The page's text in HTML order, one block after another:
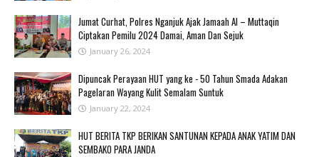
Jumat Curhat, Polres Nganjuk Ajak Jamaah Al – Muttaqin
Ciptakan Pemilu 2024 Damai, Aman Dan Sejuk
January 26, 2024
Dipuncak Perayaan HUT yang ke - 50 Tahun Smada Adakan
Pagelaran Wayang Kulit Semalam Suntuk
January 22, 2024
HUT BERITA TKP BERIKAN SANTUNAN KEPADA ANAK YATIM DAN
SEMBAKO PARA JANDA